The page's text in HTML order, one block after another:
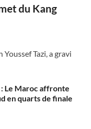
du Kang
Tazi, a gravi
Le Maroc affronte
en quarts de finale